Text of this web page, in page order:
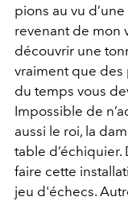
pions au vu
revenant de mon
découvrir une
vraiment que des
du temps vous
Impossible de
aussi le roi, la
table d’échiquier.
faire cette
jeu d'échecs.